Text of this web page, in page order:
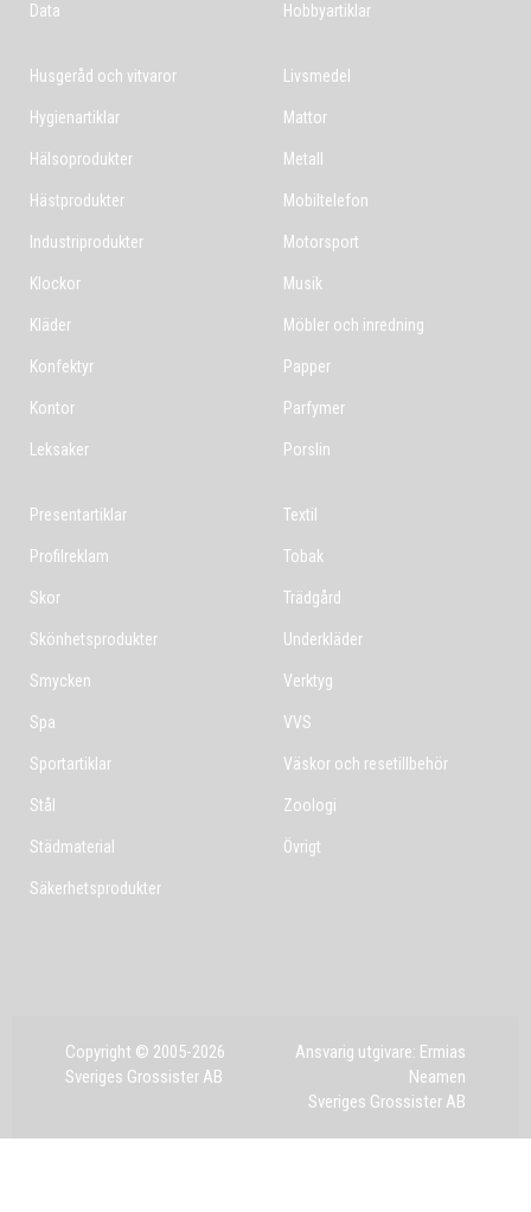
Data Hobbyartiklar
Husgeråd och vitvaror
Hygienartiklar
Hälsoprodukter
Hästprodukter
Industriprodukter
Klockor
Kläder
Konfektyr
Kontor
Leksaker
Livsmedel
Mattor
Metall
Mobiltelefon
Motorsport
Musik
Möbler och inredning
Papper
Parfymer
Porslin
Presentartiklar
Profilreklam
Skor
Skönhetsprodukter
Smycken
Spa
Sportartiklar
Stål
Städmaterial
Säkerhetsprodukter
Textil
Tobak
Trädgård
Underkläder
Verktyg
VVS
Väskor och resetillbehör
Zoologi
Övrigt
Copyright © 2005-2026
Sveriges Grossister AB
Ansvarig utgivare: Ermias
Neamen
Sveriges Grossister AB